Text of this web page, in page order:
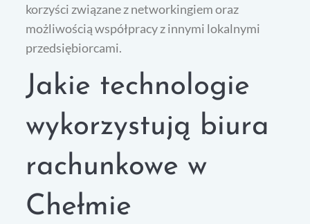
korzyści związane z networkingiem oraz
możliwością współpracy z innymi lokalnymi
przedsiębiorcami.
Jakie technologie
wykorzystują biura
rachunkowe w
Chełmie